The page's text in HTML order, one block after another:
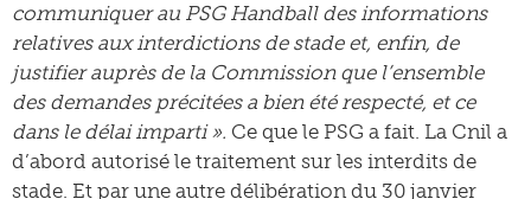
communiquer au PSG Handball des informations
relatives aux interdictions de stade et, enfin, de
justifier auprès de la Commission que l’ensemble
des demandes précitées a bien été respecté, et ce
dans le délai imparti ». Ce que le PSG a fait. La Cnil a
d’abord autorisé le traitement sur les interdits de
stade. Et par une autre délibération du 30 janvier